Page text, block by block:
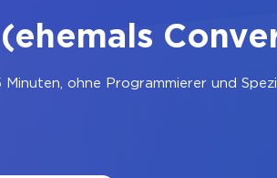
ohne Programmierer und